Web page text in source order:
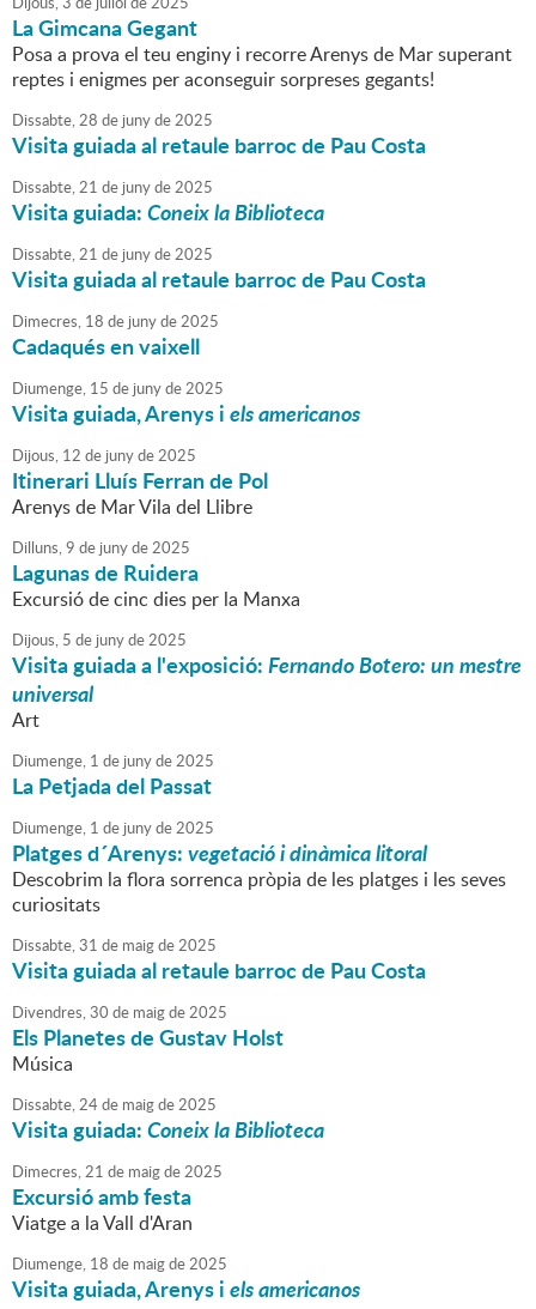
La Gimcana Gegant
Posa a prova el teu enginy i recorre Arenys de Mar superant
reptes i enigmes per aconseguir sorpreses gegants!
Dissabte,28 de junyde2025
Visita guiada al retaule barroc de Pau Costa
Dissabte,21 de junyde2025
Visita guiada:Coneix la Biblioteca
Dissabte,21 de junyde2025
Visita guiada al retaule barroc de Pau Costa
Dimecres, 18 de junyde2025
Cadaqués en vaixell
Diumenge, 15 de junyde2025
Visita guiada, Arenys iels americanos
Dijous, 12 de junyde2025
Itinerari Lluís Ferran de Pol
Arenys de Mar Vila del Llibre
Dilluns,9 de junyde2025
Lagunas de Ruidera
Excursió de cinc dies per la Manxa
Dijous, 5 de junyde2025
Visita guiada a l'exposició:Fernando Botero: un mestre
universal
Art
Diumenge, 1 de junyde2025
La Petjada del Passat
Diumenge, 1 de junyde2025
Platges d´Arenys:vegetació i dinàmica litoral
Descobrim la flora sorrenca pròpia de les platges i les seves
curiositats
Dissabte,31 de maigde2025
Visita guiada al retaule barroc de Pau Costa
Divendres,30 de maigde2025
Els Planetes de Gustav Holst
Música
Dissabte,24de maigde2025
Visita guiada:Coneix la Biblioteca
Dimecres,21 de maigde2025
Excursió amb festa
Viatge a la Vall d'Aran
Diumenge, 18 de maigde2025
Visita guiada, Arenys ielsamericanos